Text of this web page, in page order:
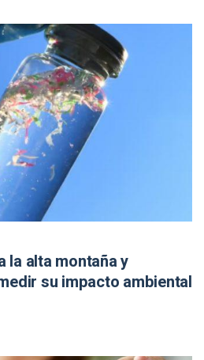
la alta montaña y
su impacto ambiental